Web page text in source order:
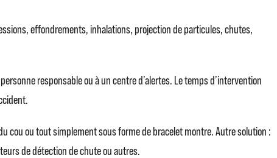
effondrements, inhalations, projection de particules, chutes,
responsable ou à un centre d’alertes. Le temps d’intervention
cou ou tout simplement sous forme de bracelet montre. Autre solution :
de détection de chute ou autres.